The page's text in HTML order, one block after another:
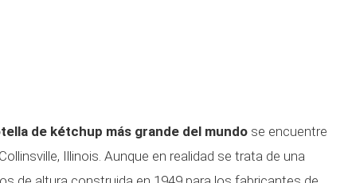
de kétchup más grande del mundo se encuentre
Illinois. Aunque en realidad se trata de una